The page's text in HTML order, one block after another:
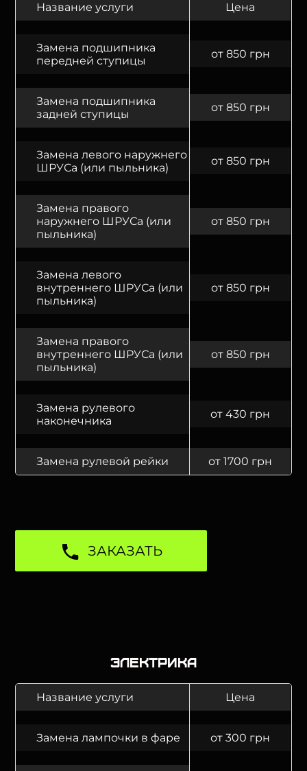
Название услуги Цена
Замена подшипника
передней ступицы
от 850 грн
Замена подшипника
задней ступицы
от 850 грн
Замена левого наружнего
ШРУСа (или пыльника)
от 850 грн
Замена правого
наружнего ШРУСа (или
пыльника)
от 850 грн
Замена левого
внутреннего ШРУСа (или
пыльника)
от 850 грн
Замена правого
внутреннего ШРУСа (или
пыльника)
от 850 грн
Замена рулевого
наконечника
от 430 грн
Замена рулевой рейки от 1700 грн
ЗАКАЗАТЬ
Электрика
Название услуги Цена
Замена лампочки в фаре от 300 грн